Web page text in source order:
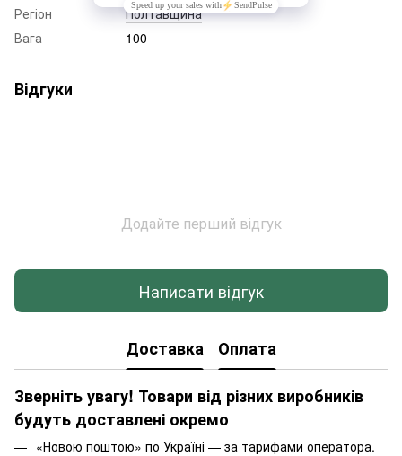
Регіон
Полтавщина
Вага
100
Відгуки
Додайте перший відгук
Написати відгук
Доставка Оплата
Зверніть увагу! Товари від різних виробників
будуть доставлені окремо
«Новою поштою» по Україні — за тарифами оператора.